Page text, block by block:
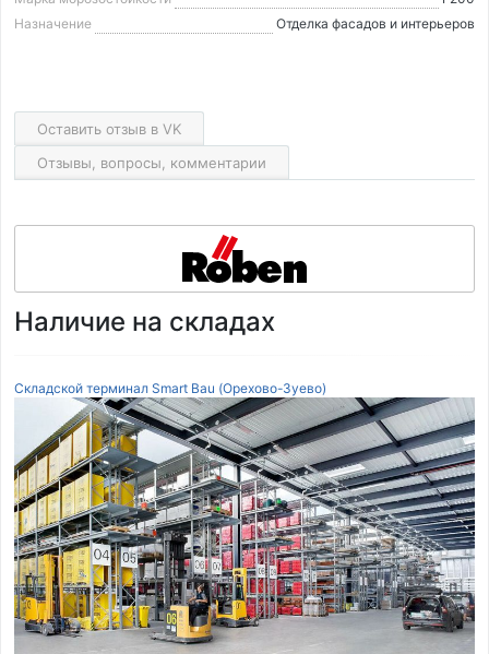
Назначение
Отделка фасадов и интерьеров
Оставить отзыв в VK
Отзывы, вопросы, комментарии
Наличие на складах
Складской терминал Smart Bau (Орехово-Зуево)